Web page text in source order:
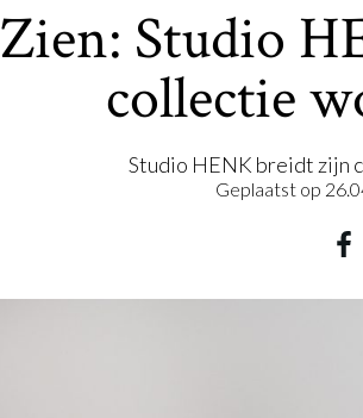
Zien: Studio
collectie
Studio HENK breidt zijn
Geplaatst op